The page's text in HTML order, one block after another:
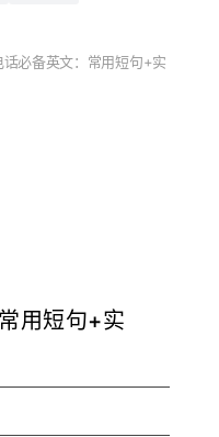
必备英文：常用短句+实
用短句+实